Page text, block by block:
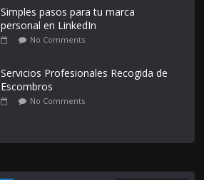
Simples pasos para tu marca
personal en LinkedIn
No Comments
Servicios Profesionales Recogida de
Escombros
No Comments